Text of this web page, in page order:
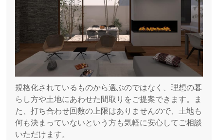
規格化されているものから選ぶのではなく、理想の暮
らし方や土地にあわせた間取りをご提案できます。ま
た、打ち合わせ回数の上限はありませんので、土地も
何も決まっていないという方も気軽に安心してご相談
いただけます。